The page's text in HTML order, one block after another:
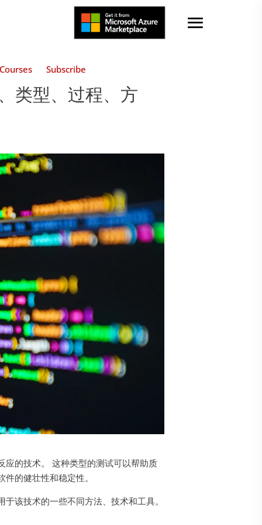
Courses Subscribe
类型、过程、方
应的技术。 这种类型的测试可以帮助质
的健壮性和稳定性。
该技术的一些不同方法、技术和工具。